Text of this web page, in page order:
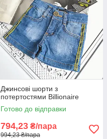
Джинсові шорти з
потертостями Billionaire
Готово до відправки
794,23 ₴/пара
994,23 ₴/пара